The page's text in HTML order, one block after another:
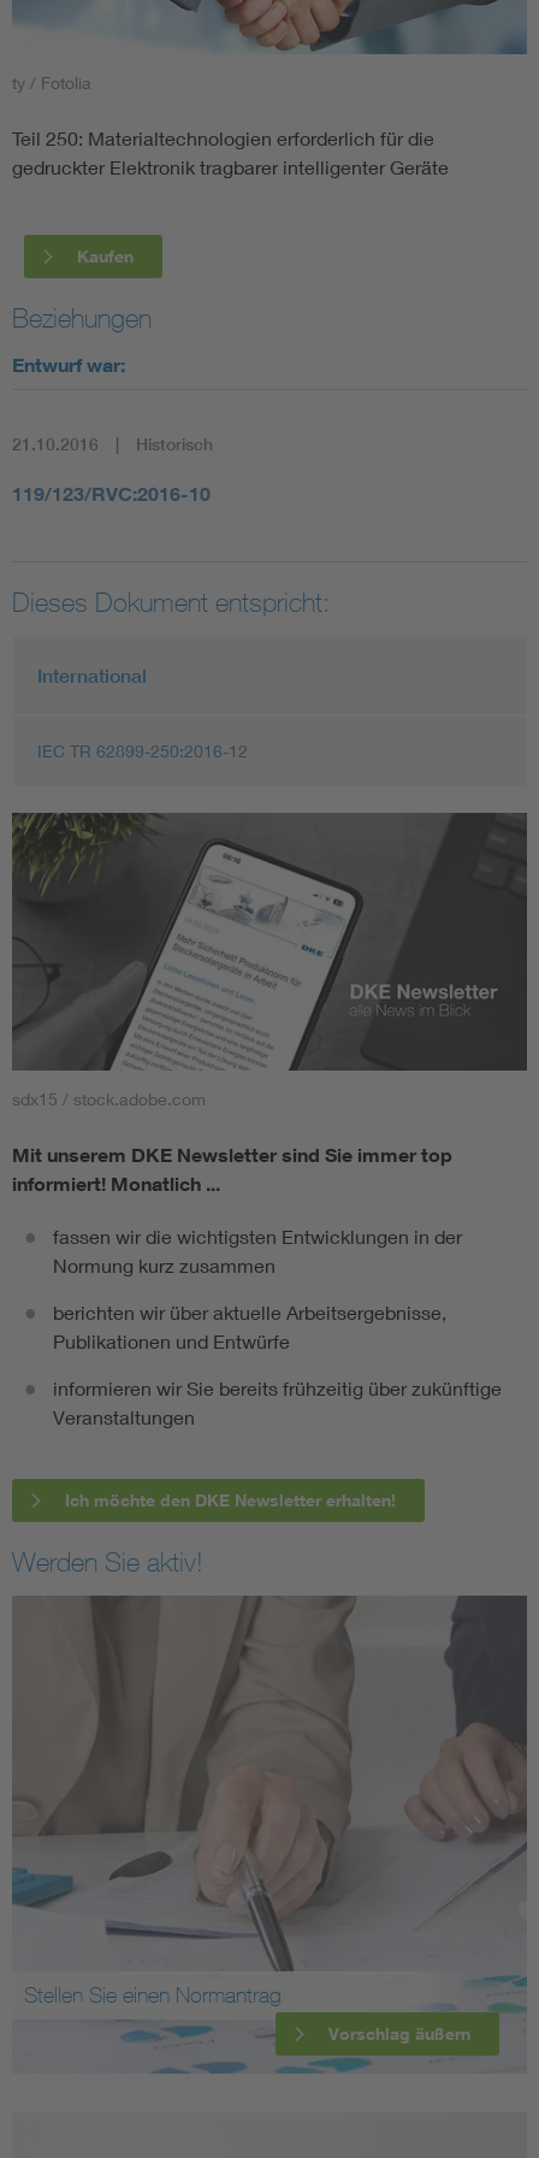
Blitzschutz: DIN EN 62305 in der Übersicht
Circular Economy für mehr Ressourceneffizienz
Cybersecurity in der Industrieautomatisierung
Elektrofachkraft (EFK)
ty / Fotolia
Teil 250: Materialtechnologien erforderlich für die
gedruckter Elektronik tragbarer intelligenter Geräte
Kaufen
Beziehungen
Entwurf war:
21.10.2016 Historisch
119/123/RVC:2016-10
Dieses Dokument entspricht:
International
IEC TR 62899-250:2016-12
sdx15 / stock.adobe.com
Mit unserem DKE Newsletter sind Sie immer top
informiert! Monatlich ...
fassen wir die wichtigsten Entwicklungen in der
Normung kurz zusammen
berichten wir über aktuelle Arbeitsergebnisse,
Publikationen und Entwürfe
informieren wir Sie bereits frühzeitig über zukünftige
Veranstaltungen
Ich möchte den DKE Newsletter erhalten!
Werden Sie aktiv!
Stellen Sie einen Normantrag
Vorschlag äußern